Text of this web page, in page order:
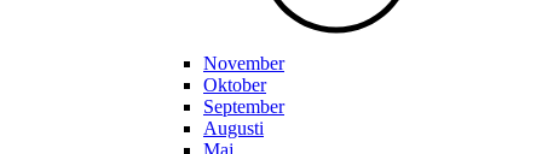
November
Oktober
September
Augusti
Maj